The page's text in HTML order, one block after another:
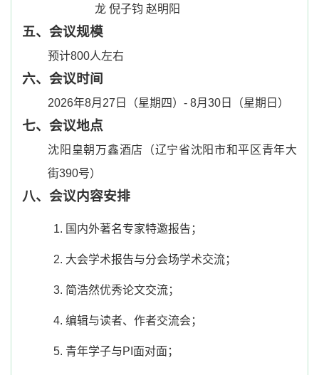
龙 倪子钧 赵明阳
五、会议规模
预计800人左右
六、会议时间
2026年8月 27 日（星期四）- 8月30 日（星期日）
七、会议地点
沈阳皇朝万鑫酒店（辽宁省沈阳市和平区青年大
街390号）
八、会议内容安排
1. 国内外著名专家特邀报告；
2. 大会学术报告与分会场学术交流；
3. 简浩然优秀论文交流；
4. 编辑与读者、作者交流会；
5. 青年学子与PI 面对面；